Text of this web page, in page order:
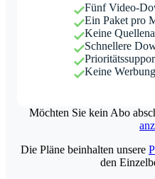
Fünf Video-
Ein Paket pro
Keine
Schnellere
Keine Werbung
Möchten Sie kein Abo
Die Pläne beinhalten unsere
den